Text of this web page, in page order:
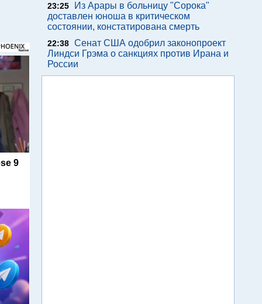
9
23:25
Из Арары в больницу "Сорока"
доставлен юноша в критическом
состоянии, констатирована смерть
22:38 Сенат США одобрил законопроект
Линдси Грэма о санкциях против Ирана и
России